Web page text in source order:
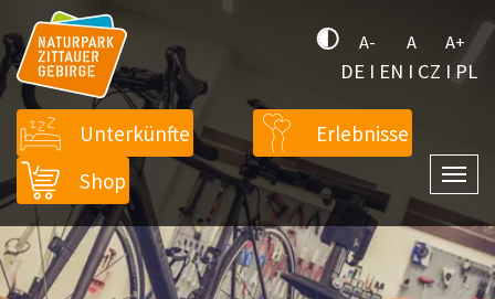
A- A A+
DE I EN I CZ I PL
Unterkünfte
Erlebnisse
Shop